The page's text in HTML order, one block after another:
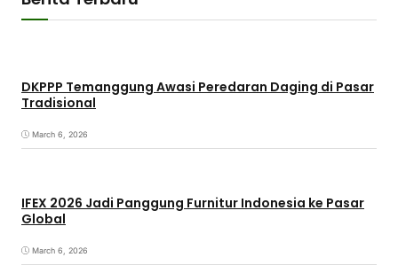
DKPPP Temanggung Awasi Peredaran Daging di Pasar
Tradisional
March 6, 2026
IFEX 2026 Jadi Panggung Furnitur Indonesia ke Pasar
Global
March 6, 2026